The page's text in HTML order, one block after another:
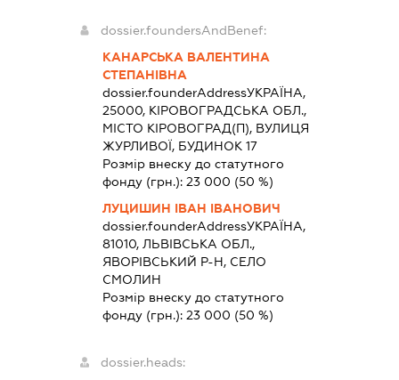
dossier.foundersAndBenef:
КАНАРСЬКА ВАЛЕНТИНА
СТЕПАНІВНА
dossier.founderAddressУКРАЇНА,
25000, КІРОВОГРАДСЬКА ОБЛ.,
МІСТО КІРОВОГРАД(П), ВУЛИЦЯ
ЖУРЛИВОЇ, БУДИНОК 17
Розмір внеску до статутного
фонду (грн.): 23 000 (50 %)
ЛУЦИШИН ІВАН ІВАНОВИЧ
dossier.founderAddressУКРАЇНА,
81010, ЛЬВІВСЬКА ОБЛ.,
ЯВОРІВСЬКИЙ Р-Н, СЕЛО
СМОЛИН
Розмір внеску до статутного
фонду (грн.): 23 000 (50 %)
dossier.heads: